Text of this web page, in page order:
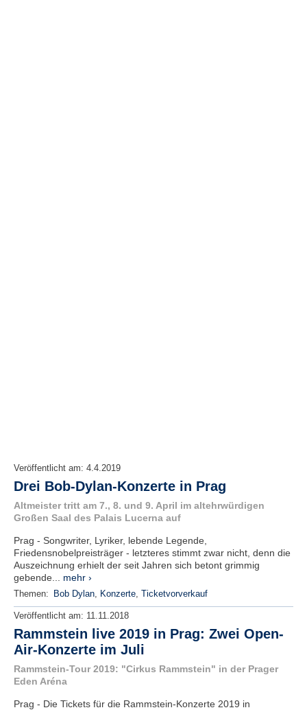
Veröffentlicht am: 4.4.2019
Drei Bob-Dylan-Konzerte in Prag
Altmeister tritt am 7., 8. und 9. April im altehrwürdigen
Großen Saal des Palais Lucerna auf
Prag - Songwriter, Lyriker, lebende Legende,
Friedensnobelpreisträger - letzteres stimmt zwar nicht, denn die
Auszeichnung erhielt der seit Jahren sich betont grimmig
gebende... mehr ›
Themen: Bob Dylan, Konzerte, Ticketvorverkauf
Veröffentlicht am: 11.11.2018
Rammstein live 2019 in Prag: Zwei Open-
Air-Konzerte im Juli
Rammstein-Tour 2019: "Cirkus Rammstein" in der Prager
Eden Aréna
Prag - Die Tickets für die Rammstein-Konzerte 2019 in